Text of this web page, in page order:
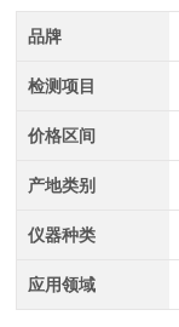
品牌
检测项目
价格区间
产地类别
仪器种类
应用领域